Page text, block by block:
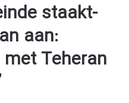
staakt-
aan:
met Teheran